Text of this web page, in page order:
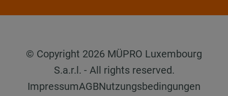
© Copyright 2026 MÜPRO Luxembourg
S.a.r.l. - All rights reserved.
ImpressumAGBNutzungsbedingungen